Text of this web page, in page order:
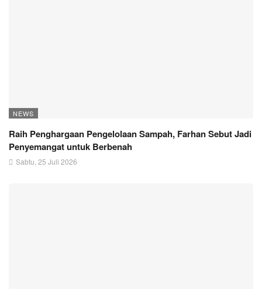
NEWS
Raih Penghargaan Pengelolaan Sampah, Farhan Sebut Jadi
Penyemangat untuk Berbenah
Sabtu, 25 Juli 2026